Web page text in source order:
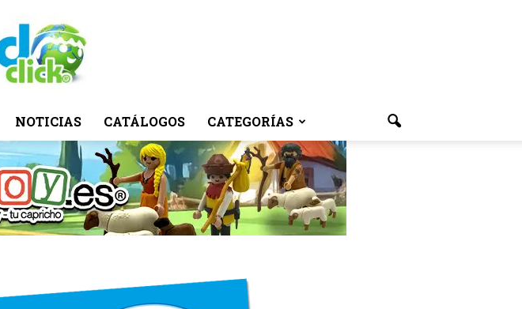
NOTICIAS CATÁLOGOS CATEGORÍAS